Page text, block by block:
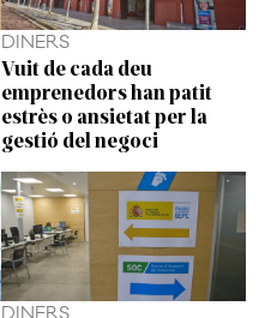
DINERS
Vuit de cada deu
emprenedors han patit
estrès o ansietat per la
gestió del negoci